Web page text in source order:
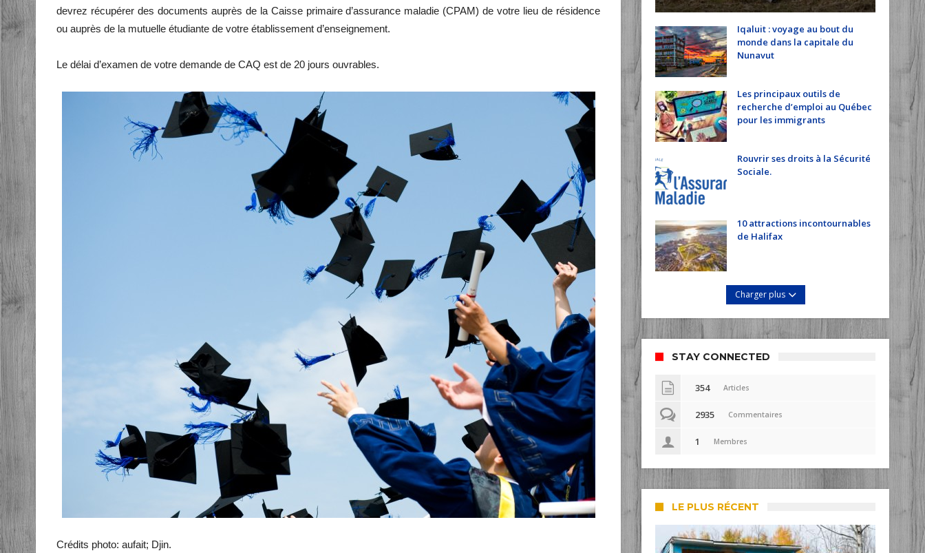
devrez récupérer des documents auprès de la Caisse primaire d’assurance maladie (CPAM) de votre lieu de résidence
ou auprès de la mutuelle étudiante de votre établissement d’enseignement.
Le délai d’examen de votre demande de CAQ est de 20 jours ouvrables.
Crédits photo: aufait; Djin.
Iqaluit : voyage au bout du
monde dans la capitale du
Nunavut
Les principaux outils de
recherche d’emploi au Québec
pour les immigrants
Rouvrir ses droits à la Sécurité
Sociale.
10 attractions incontournables
de Halifax
Charger plus
STAY CONNECTED
354 Articles
2935 Commentaires
1 Membres
LE PLUS RÉCENT